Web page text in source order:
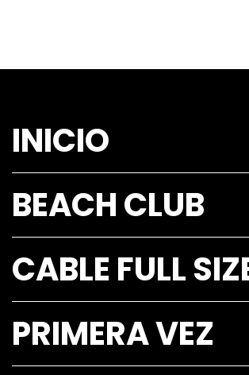
INICIO
BEACH CLUB
CABLE FULL
PRIMERA VEZ